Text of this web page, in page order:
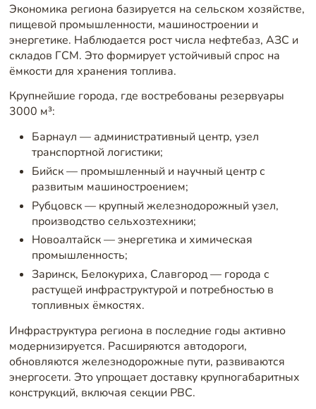
Экономика региона базируется на сельском хозяйстве,
пищевой промышленности, машиностроении и
энергетике. Наблюдается рост числа нефтебаз, АЗС и
складов ГСМ. Это формирует устойчивый спрос на
ёмкости для хранения топлива.
Крупнейшие города, где востребованы резервуары
3000 м³:
Барнаул — административный центр, узел
транспортной логистики;
Бийск — промышленный и научный центр с
развитым машиностроением;
Рубцовск — крупный железнодорожный узел,
производство сельхозтехники;
Новоалтайск — энергетика и химическая
промышленность;
Заринск, Белокуриха, Славгород — города с
растущей инфраструктурой и потребностью в
топливных ёмкостях.
Инфраструктура региона в последние годы активно
модернизируется. Расширяются автодороги,
обновляются железнодорожные пути, развиваются
энергосети. Это упрощает доставку крупногабаритных
конструкций, включая секции РВС.